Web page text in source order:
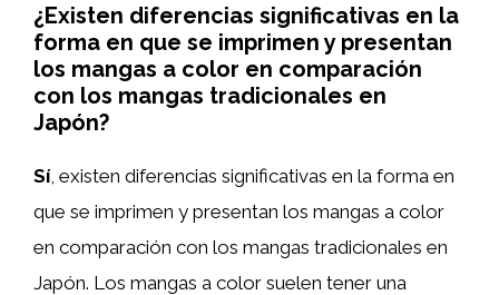
¿Existen diferencias significativas en la
forma en que se imprimen y presentan
los mangas a color en comparación
con los mangas tradicionales en
Japón?
Sí, existen diferencias significativas en la forma en
que se imprimen y presentan los mangas a color
en comparación con los mangas tradicionales en
Japón. Los mangas a color suelen tener una